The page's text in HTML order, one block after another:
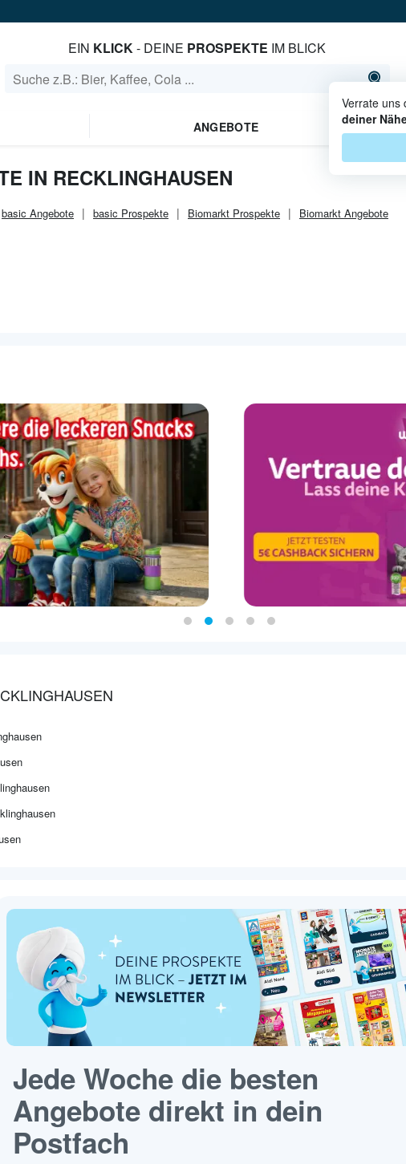
EIN KLICK- DEINE PROSPEKTE IM BLICK
Verrate
deiner
ANGEBOTE
IN RECKLINGHAUSEN
basic Angebote basic Prospekte Biomarkt Prospekte Biomarkt Angebote
Jede Woche die besten
Angebote direkt in dein
Postfach